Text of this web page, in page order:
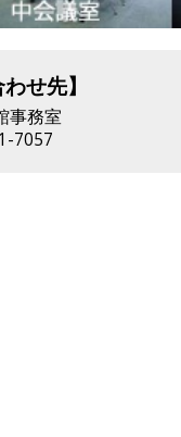
せ先】
事務室
7057